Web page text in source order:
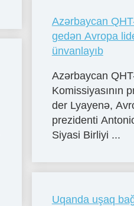
Azərbaycan
gedən Avropa
ünvanlayıb
Azərbaycan
Komissiyasının
der Lyayenə,
prezidenti
Siyasi Birliyi ...
Uqanda uşaq